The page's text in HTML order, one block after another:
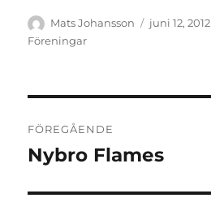
Författare
Mats Johansson
Publicerat
juni 12, 2012
Föreningar
FÖREGÅENDE
Föregående
Nybro Flames